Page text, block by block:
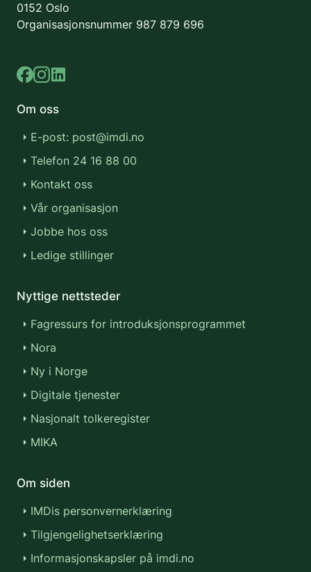
0152 Oslo
Organisasjonsnummer 987 879 696
Om oss
E-post: post@imdi.no
Telefon 24 16 88 00
Kontakt oss
Vår organisasjon
Jobbe hos oss
Ledige stillinger
Nyttige nettsteder
Fagressurs for introduksjonsprogrammet
Nora
Ny i Norge
Digitale tjenester
Nasjonalt tolkeregister
MIKA
Om siden
IMDis personvernerklæring
Tilgjengelighetserklæring
Informasjonskapsler på imdi.no